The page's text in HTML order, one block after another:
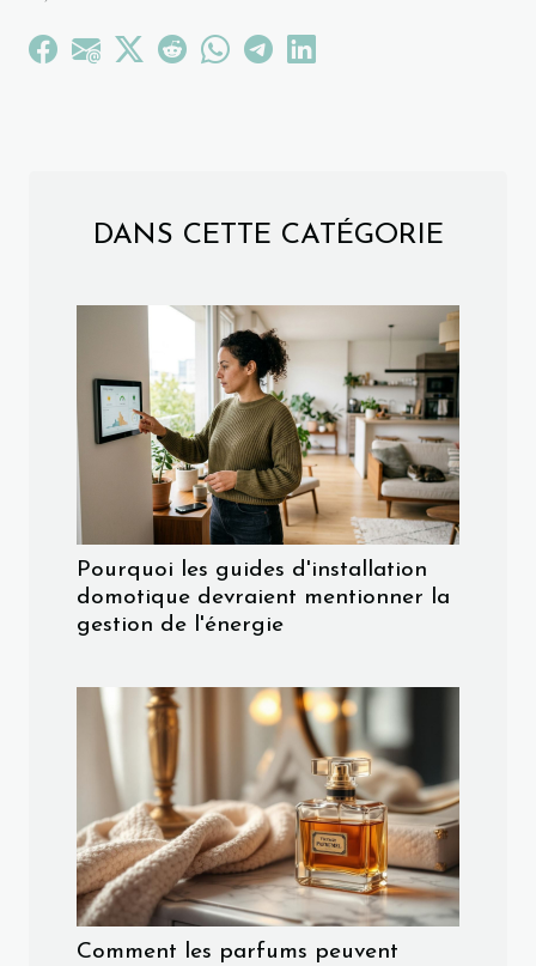
DANS CETTE CATÉGORIE
Pourquoi les guides d'installation
domotique devraient mentionner la
gestion de l'énergie
Comment les parfums peuvent